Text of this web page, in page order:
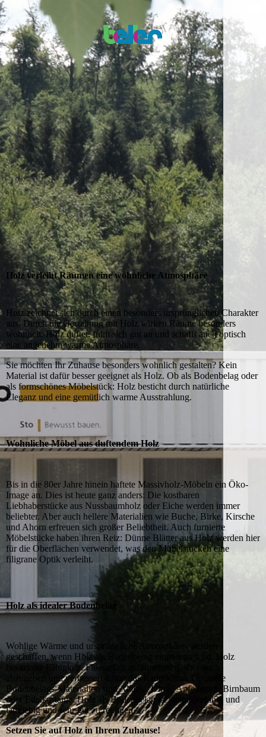
Holz verleiht Räumen eine wohnliche Atmosphäre
Holz zeichnet sich durch einen besonders ursprünglichen Charakter
aus. Durch die Gestaltung mit Holz wirken Räume besonders
wohnlich. Holz duftet, fühlt sich gut an und schafft auch optisch
eine angenehm warme Atmosphäre.
Sie möchten Ihr Zuhause besonders wohnlich gestalten? Kein
Material ist dafür besser geeignet als Holz. Ob als Bodenbelag oder
als formschönes Möbelstück: Holz besticht durch natürliche
Eleganz und eine gemütlich warme Ausstrahlung.
Wohnliche Möbel aus duftendem Holz
Bis in die 80er Jahre hinein haftete Massivholz-Möbeln ein Öko-
Image an. Dies ist heute ganz anders: Die kostbaren
Liebhaberstücke aus Nussbaumholz oder Eiche werden immer
beliebter. Aber auch hellere Materialien wie Buche, Birke, Kirsche
und Ahorn erfreuen sich großer Beliebtheit. Auch furnierte
Möbelstücke haben ihren Reiz: Dünne Blätter aus Holz werden hier
für die Oberflächen verwendet, was den Möbelstücken eine
filigrane Optik verleiht.
Holz als idealer Bodenbelag
Wohlige Wärme und ursprüngliche Atmosphäre werden
geschaffen, wenn Holz als Bodenbelag eingesetzt wird. Holz
besitzt die Fähigkeit, Flüssigkeit aufzunehmen, aber auch
abzugeben und verbessert damit das Raumklima. Optimale
Bodenbelags-Materialien sind Akazie, Ulme, Apfelbaum, Birnbaum
oder Edelkastanie. Holz als Bodenbelag ist strapazierfähig und
langlebig und sehr gut zu reinigen.
Setzen Sie auf Holz in Ihrem Zuhause!